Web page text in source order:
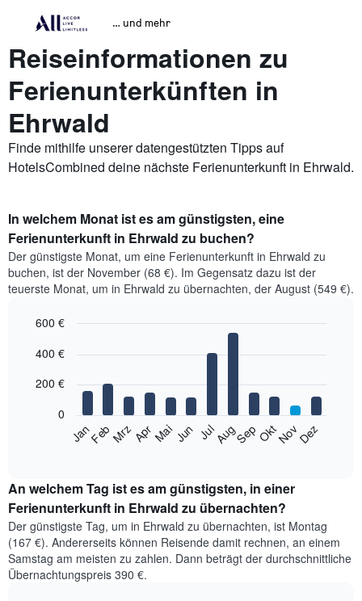
… und mehr
Reiseinformationen zu
Ferienunterkünften in
Ehrwald
Finde mithilfe unserer datengestützten Tipps auf
HotelsCombined deine nächste Ferienunterkunft in Ehrwald.
In welchem Monat ist es am günstigsten, eine
Ferienunterkunft in Ehrwald zu buchen?
Der günstigste Monat, um eine Ferienunterkunft in Ehrwald zu
buchen, ist der November (68 €). Im Gegensatz dazu ist der
teuerste Monat, um in Ehrwald zu übernachten, der August (549 €).
chart
12
bars.
folgende
den
durchschnittlichen
Zimmerpreis
im
jeweiligen
Monat
an.
graphic.
JanFebMrzAprMaiJun JulAugSep OktNovDez
0
200 €
400 €
600 €
An welchem Tag ist es am günstigsten, in einer
Ferienunterkunft in Ehrwald zu übernachten?
Der günstigste Tag, um in Ehrwald zu übernachten, ist Montag
(167 €). Andererseits können Reisende damit rechnen, an einem
Samstag am meisten zu zahlen. Dann beträgt der durchschnittliche
Übernachtungspreis 390 €.